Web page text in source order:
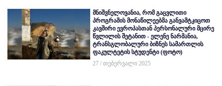
მნიშვნელოვანია, რომ გაცვლითი
პროგრამის მონაწილეებმა განვამტკიცოთ
კავშირი ევროპასთან პერსონალური მცირე
წვლილის შეტანით - ელენე ნარმანია,
ტრანსგლობალური ბიზნეს სამართლის
ფაკულტეტის სტუდენტი (ფოტო)
27 / თებერვალი 2025